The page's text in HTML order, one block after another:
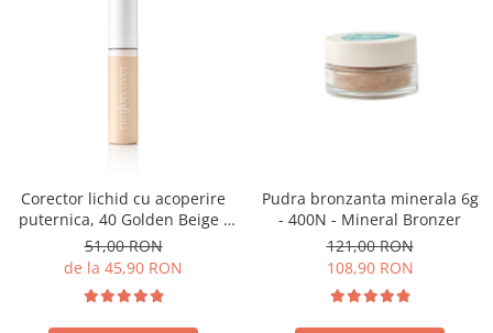
Corector lichid cu acoperire
puternica, 40 Golden Beige -
9ml
51,00 RON
de la 45,90 RON
Pudra bronzanta minerala 6g
- 400N - Mineral Bronzer
121,00 RON
108,90 RON